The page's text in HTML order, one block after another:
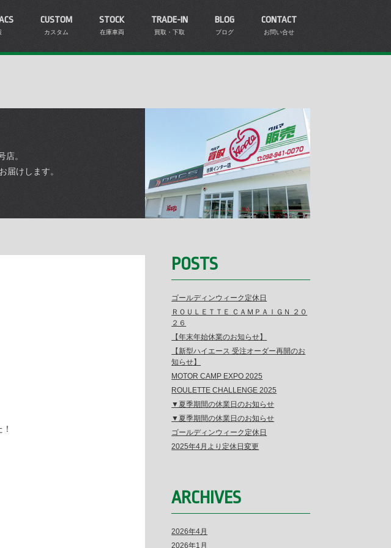
CUSTOM
カスタム
STOCK
在庫車両
TRADE-IN
買取・下取
BLOG
ブログ
CONTACT
お問い合せ
。
届けします。
POSTS
ゴールディンウィーク定休日
ＲＯＵＬＥＴＴＥ ＣＡＭＰＡＩＧＮ ２０
２６
【年末年始休業のお知らせ】
【新型ハイエース 受注オーダー再開のお
知らせ】
MOTOR CAMP EXPO 2025
ROULETTE CHALLENGE 2025
▼夏季期間の休業日のお知らせ
▼夏季期間の休業日のお知らせ
ゴールディンウィーク定休日
2025年4月より定休日変更
ARCHIVES
2026年4月
2026年1月